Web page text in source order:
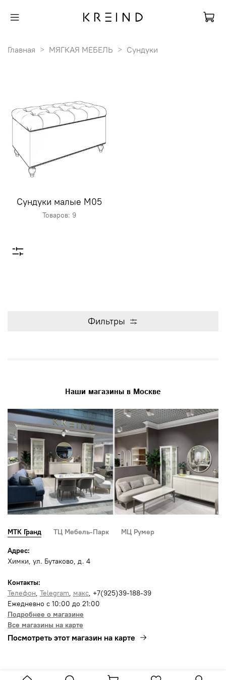
Главная МЯГКАЯ МЕБЕЛЬ Сундуки
Сундуки малые M05
Товаров: 9
Фильтры
Наши магазины в Москве
МТК Гранд ТЦ Мебель-Парк МЦ Румер
Адрес:
Химки, ул. Бутаково, д. 4
Контакты:
Телефон, Telegram, макс, +7(925)39-188-39
Ежедневно с 10:00 до 21:00
Подробнее о магазине
Все магазины на карте
Посмотреть этот магазин на карте